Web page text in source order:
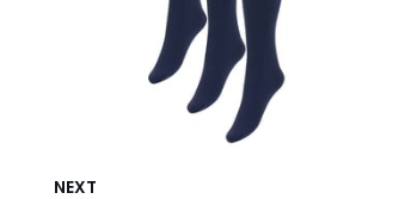
NEXT